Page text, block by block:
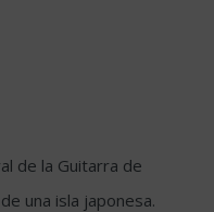
de la Guitarra de
una isla japonesa.